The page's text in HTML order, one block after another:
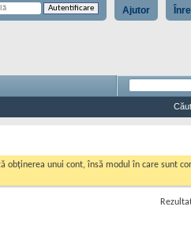
Ajutor
obținerea unui cont, însă modul în care sunt